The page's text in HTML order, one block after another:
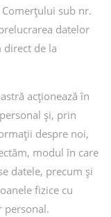
sub nr.
datelor
direct de la
acționează în
și, prin
despre noi,
modul în care
datele, precum și
fizice cu
personal.